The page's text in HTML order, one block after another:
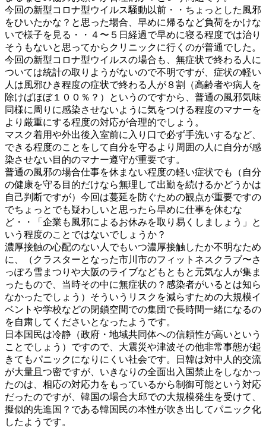
今回の新型コロナ型ウイルス騒動以前・・ちょっとした風邪
をひいたかな？と思った場合、早めに帰るなど負荷をかけな
いで様子を見る・・４〜５日経過で早めに寝る程度では治り
そうもないと思ってからクリニックに行くのが普通でした。
今回の新型コロナ型ウイルスの場合も、無症状で終わる人に
ついては統計の取りようがないので不明ですが、症状の軽い
人は風邪ひき程度の症状で終わる人が８割（高齢者や病人を
除けばほぼ１００％？）というのですから、普通の風邪気味
同様に周りに感染させないように気をつける程度のマナーを
より厳重にする程度の対応が合理的でしょう。
マスク着用や外出後入室前に入り口で必ず手洗いするなど、
できる程度のことをして自分を守るより周囲の人に自分が感
染させない目的のマナー遵守が重要です。
普通の風邪の場合仕事を休まない程度の軽い症状でも（自分
の健康を守る目的だけなら無理して出勤を続けるかどうかは
自己判断ですが）今回は蔓延を防ぐための観点が重要ですの
でちょっとでも疑わしいと思ったら早めに仕事を休むな
ど・・「企業も風邪によるお休みを取り易くしましょう」と
いう程度のことではないでしょうか？
濃厚接触の心配のない人でもいつ濃厚接触したか不明なため
に、（クラスターとなった市川市のフィットネスクラブ〜さ
っぽろ雪まつりや大阪のライブなどもともと元気な人が集ま
ったもので、当時その中に無症状の？感染者がいるとは知ら
なかったでしょう）そういうリスクを減らすための大規模イ
ベントや学校などの閉鎖空間での集団で長時間一緒になるの
を自粛してくださいとなったようです。
日本国民は冷静（政府・地域共同体への信頼性が高いという
ことでしょう）ですので、大震災や津波その他非常事態が起
きてもパニックになりにくい社会です。日韓は対中人的交流
が大量且つ密ですが、いきなりの全面出入国禁止をしなかっ
たのは、相応の対応力をもっているから制御可能という対応
だったのですが、韓国の場合大邱での大規模発生を受けて、
擬似的先進国？である韓国民の本性が吹き出してパニック化
したようです。